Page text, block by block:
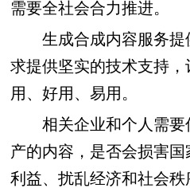
需要全社会合力推进。
生成合成内容服务提
求提供坚实的技术支持
用、好用、易用。
相关企业和个人需要
产的内容，是否会损害
利益、扰乱经济和社会